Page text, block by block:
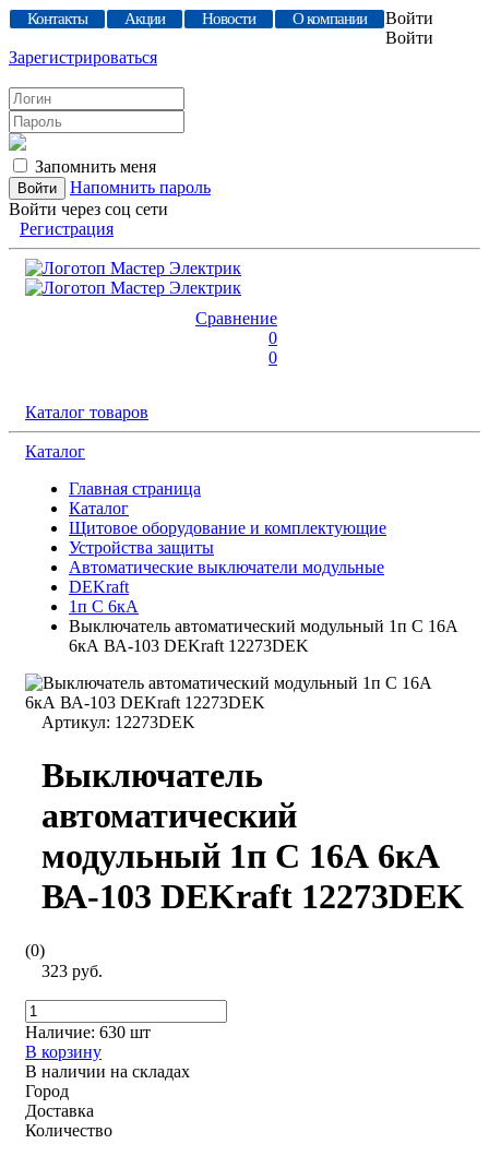
Контакты Акции Новости О компании
Войти
Войти
Зарегистрироваться
Запомнить меня
Напомнить пароль
Войти через соц сети
Регистрация
Сравнение
0
0
Каталог товаров
Каталог
Главная страница
Каталог
Щитовое оборудование и комплектующие
Устройства защиты
Автоматические выключатели модульные
DEKraft
1п C 6кА
Выключатель автоматический модульный 1п C 16А
6кА ВА-103 DEKraft 12273DEK
Артикул: 12273DEK
Выключатель
автоматический
модульный 1п C 16А 6кА
ВА-103 DEKraft 12273DEK
(0)
323 руб.
Наличие: 630 шт
В корзину
В наличии на складах
Город
Доставка
Количество